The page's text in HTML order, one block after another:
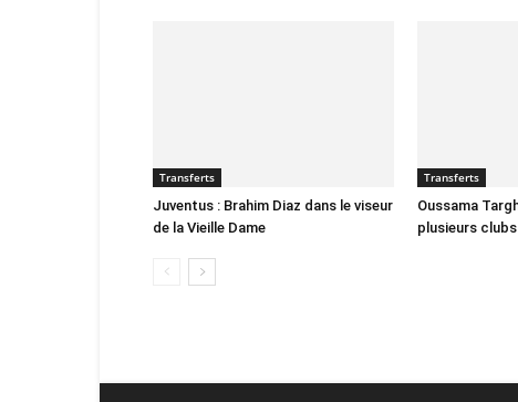
Transferts
Juventus : Brahim Diaz dans le viseur
de la Vieille Dame
Transferts
Oussama
plusieurs